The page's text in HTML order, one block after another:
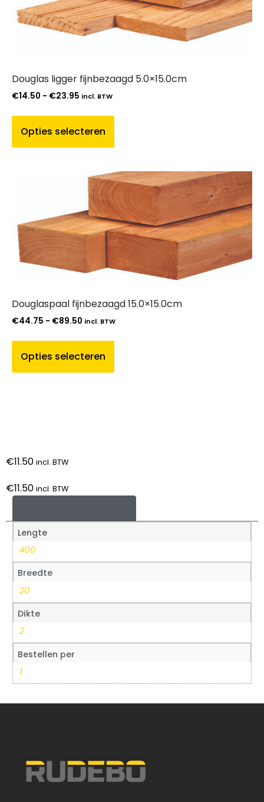
Douglas ligger fijnbezaagd 5.0×15.0cm
€14.50 - €23.95 incl. BTW
Opties selecteren
Douglaspaal fijnbezaagd 15.0×15.0cm
€44.75 - €89.50 incl. BTW
Opties selecteren
€11.50 incl. BTW
€11.50 incl. BTW
Lengte
400
Breedte
20
Dikte
2
Bestellen per
1